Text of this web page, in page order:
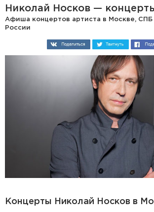
Николай Носков —
Афиша концертов артиста в Москве, СПБ
России
Концерты Николай Носков в